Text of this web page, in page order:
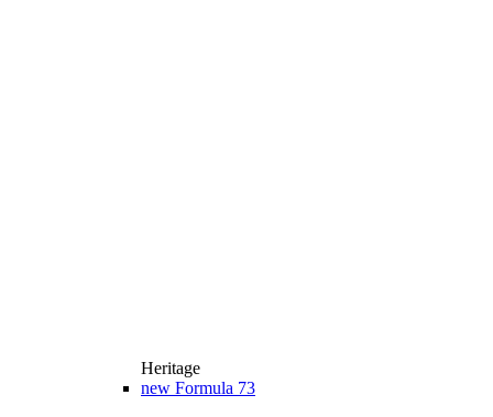
Heritage
new Formula 73